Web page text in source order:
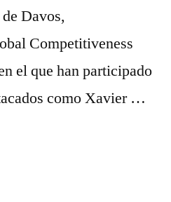
Davos,
Competitiveness
el que han participado
como Xavier …